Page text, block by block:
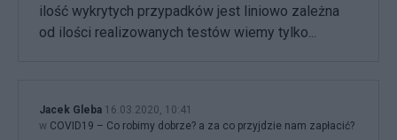
ilość wykrytych przypadków jest liniowo zależna
od ilości realizowanych testów wiemy tylko...
Jacek Gleba 16.03.2020, 10:41
w COVID19 – Co robimy dobrze? a za co przyjdzie nam zapłacić?